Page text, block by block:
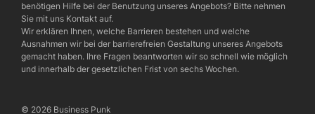
benötigen Hilfe bei der Benutzung unseres Angebots? Bitte nehmen
Sie mit uns Kontakt auf.
Wir erklären Ihnen, welche Barrieren bestehen und welche
Ausnahmen wir bei der barrierefreien Gestaltung unseres Angebots
gemacht haben. Ihre Fragen beantworten wir so schnell wie möglich
und innerhalb der gesetzlichen Frist von sechs Wochen.
© 2026 Business Punk